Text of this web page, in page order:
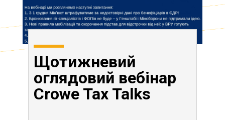
Щотижневий
оглядовий вебінар
Crowe Tax Talks